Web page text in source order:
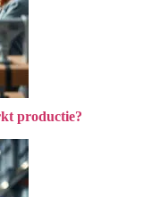
productie?